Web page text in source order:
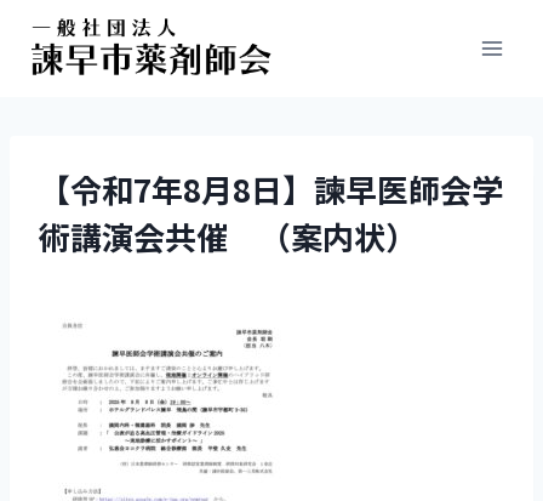
【令和7年8月8日】諫早医師会学
術講演会共催 （案内状）